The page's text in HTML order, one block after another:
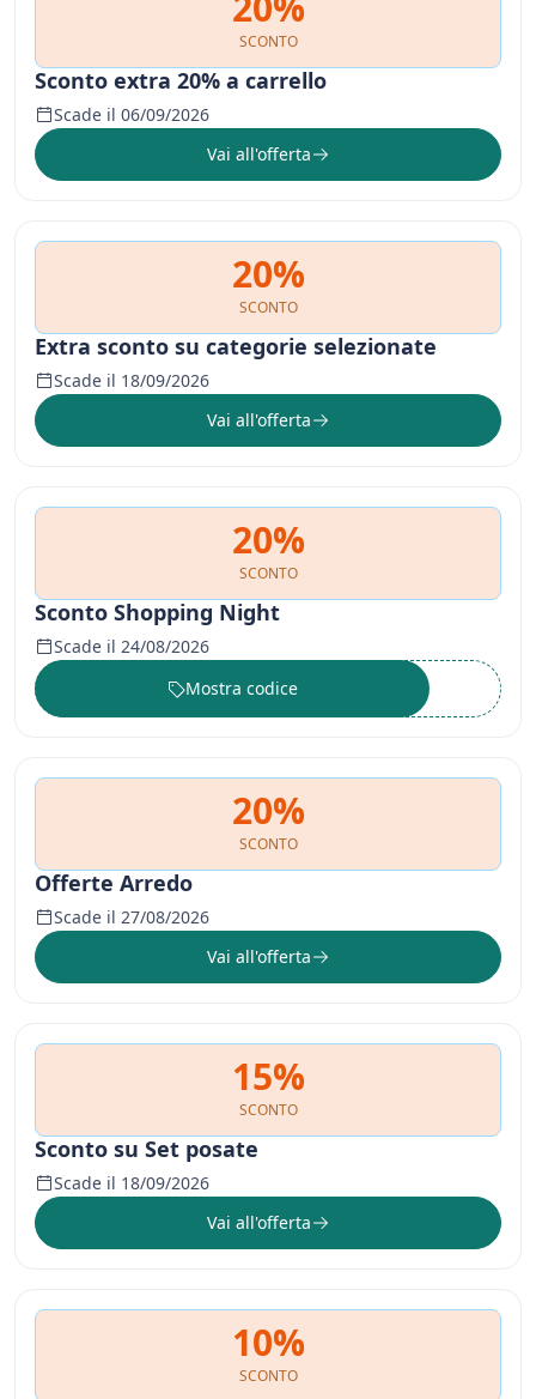
SCONTO
Sconto extra 20% a carrello
Scade il 06/09/2026
Vai all'offerta
20%
SCONTO
Extra sconto su categorie selezionate
Scade il 18/09/2026
Vai all'offerta
20%
SCONTO
Sconto Shopping Night
Scade il 24/08/2026
••••••
Mostra codice
20%
SCONTO
Offerte Arredo
Scade il 27/08/2026
Vai all'offerta
15%
SCONTO
Sconto su Set posate
Scade il 18/09/2026
Vai all'offerta
10%
SCONTO